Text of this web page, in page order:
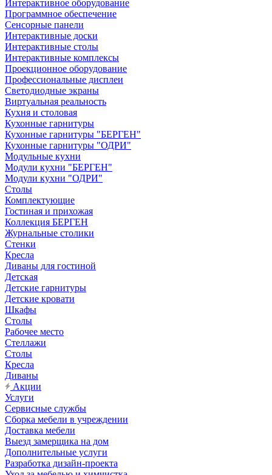
Интерактивное оборудование
Программное обеспечение
Сенсорные панели
Интерактивные доски
Интерактивные столы
Интерактивные комплексы
Проекционное оборудование
Профессиональные дисплеи
Светодиодные экраны
Виртуальная реальность
Кухня и столовая
Кухонные гарнитуры
Кухонные гарнитуры "БЕРГЕН"
Кухонные гарнитуры "ОДРИ"
Модульные кухни
Модули кухни "БЕРГЕН"
Модули кухни "ОДРИ"
Столы
Комплектующие
Гостиная и прихожая
Коллекция БЕРГЕН
Журнальные столики
Стенки
Кресла
Диваны для гостиной
Детская
Детские гарнитуры
Детские кровати
Шкафы
Столы
Рабочее место
Стеллажи
Столы
Кресла
Диваны
Акции
Услуги
Сервисные службы
Сборка мебели в учреждении
Доставка мебели
Выезд замерщика на дом
Дополнительные услуги
Разработка дизайн-проекта